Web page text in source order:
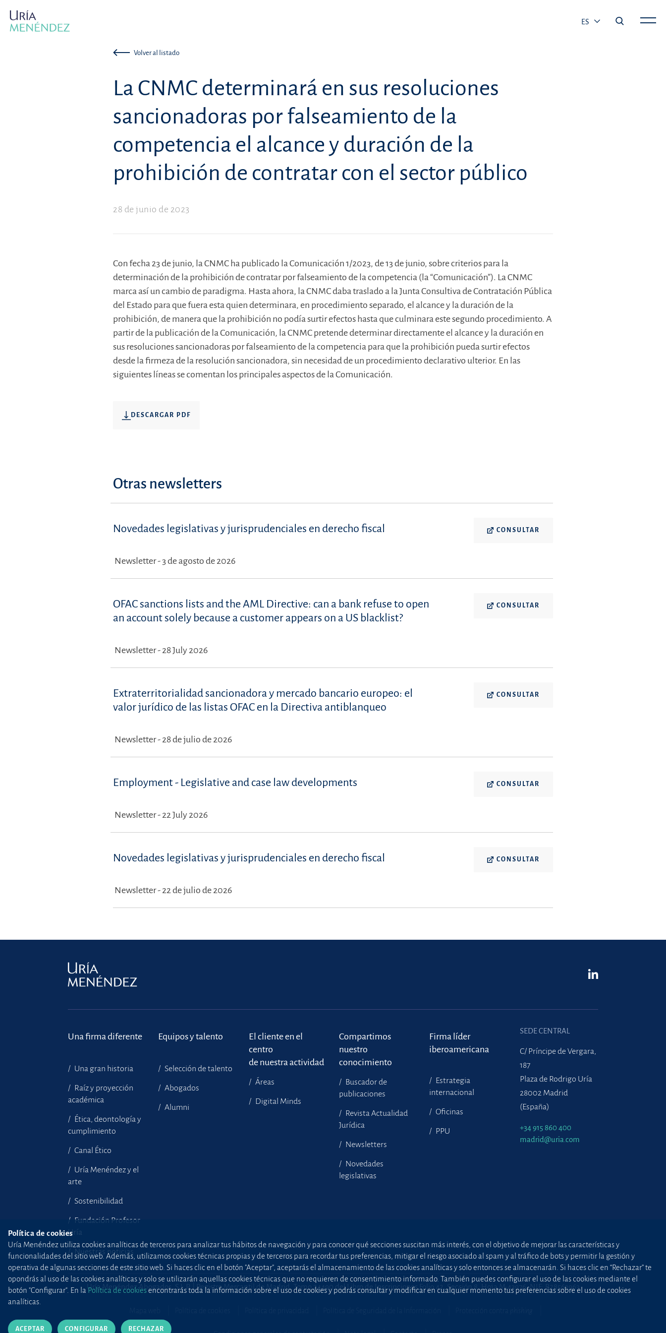
ES
Volver al listado
La CNMC determinará en sus resoluciones
sancionadoras por falseamiento de la
competencia el alcance y duración de la
prohibición de contratar con el sector público
28 de junio de 2023
Con fecha 23 de junio, la CNMC ha publicado la Comunicación 1/2023, de 13 de junio, sobre criterios para la
determinación de la prohibición de contratar por falseamiento de la competencia (la “Comunicación”). La CNMC
marca así un cambio de paradigma. Hasta ahora, la CNMC daba traslado a la Junta Consultiva de Contratación Pública
del Estado para que fuera esta quien determinara, en procedimiento separado, el alcance y la duración de la
prohibición, de manera que la prohibición no podía surtir efectos hasta que culminara este segundo procedimiento. A
partir de la publicación de la Comunicación, la CNMC pretende determinar directamente el alcance y la duración en
sus resoluciones sancionadoras por falseamiento de la competencia para que la prohibición pueda surtir efectos
desde la firmeza de la resolución sancionadora, sin necesidad de un procedimiento declarativo ulterior. En las
siguientes líneas se comentan los principales aspectos de la Comunicación.
DESCARGAR PDF
Otras newsletters
Novedades legislativas y jurisprudenciales en derecho fiscal CONSULTAR
Newsletter - 3 de agosto de 2026
OFAC sanctions lists and the AML Directive: can a bank refuse to open
an account solely because a customer appears on a US blacklist?
CONSULTAR
Newsletter - 28 July 2026
Extraterritorialidad sancionadora y mercado bancario europeo: el
valor jurídico de las listas OFAC en la Directiva antiblanqueo
CONSULTAR
Newsletter - 28 de julio de 2026
Employment - Legislative and case law developments CONSULTAR
Newsletter - 22 July 2026
Novedades legislativas y jurisprudenciales en derecho fiscal CONSULTAR
Newsletter - 22 de julio de 2026
Una firma diferente
Una gran historia
Raíz y proyección
académica
Ética, deontología y
cumplimiento
Canal Ético
Uría Menéndez y el
arte
Sostenibilidad
Fundación Profesor
Uría
Nuestras noticias
Equipos y talento
Selección de talento
Abogados
Alumni
El cliente en el
centro
de nuestra actividad
Áreas
Digital Minds
Compartimos
nuestro
conocimiento
Buscador de
publicaciones
Revista Actualidad
Jurídica
Newsletters
Novedades
legislativas
Firma líder
iberoamericana
Estrategia
internacional
Oficinas
PPU
SEDE CENTRAL
C/ Príncipe de Vergara,
187
Plaza de Rodrigo Uría
28002 Madrid
(España)
+34 915 860 400
madrid@uria.com
Uría Menéndez Abogados, S.L.P. | Registro Mercantil de Madrid, Tomo 24490 del Libro de Inscripciones Folio 42, Sección 8, Hoja M-43976. NIF: B28563963
Política de cookies
Uría Menéndez utiliza cookies analíticas de terceros para analizar tus hábitos de navegación y para conocer qué secciones suscitan más interés, con el objetivo de mejorar las características y
funcionalidades del sitio web. Además, utilizamos cookies técnicas propias y de terceros para recordar tus preferencias, mitigar el riesgo asociado al spam y al tráfico de bots y permitir la gestión y
operativa de algunas secciones de este sitio web. Si haces clic en el botón "Aceptar", aceptarás el almacenamiento de las cookies analíticas y solo entonces se almacenarán. Si haces clic en “Rechazar” te
opondrás al uso de las cookies analíticas y solo se utilizarán aquellas cookies técnicas que no requieren de consentimiento informado. También puedes configurar el uso de las cookies mediante el
botón "Configurar". En la Política de cookiesencontrarás toda la información sobre el uso de cookies y podrás consultar y modificar en cualquier momento tus preferencias sobre el uso de cookies
analíticas.
ACEPTAR CONFIGURAR RECHAZAR